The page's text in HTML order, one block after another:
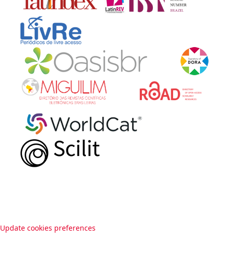
Update cookies preferences